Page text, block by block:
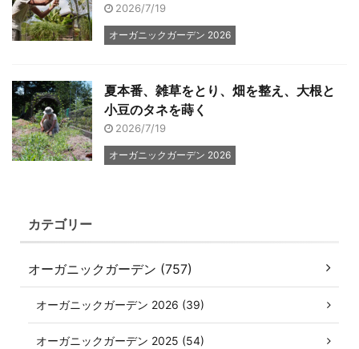
2026/7/19
オーガニックガーデン 2026
夏本番、雑草をとり、畑を整え、大根と
小豆のタネを蒔く
2026/7/19
オーガニックガーデン 2026
カテゴリー
オーガニックガーデン (757)
オーガニックガーデン 2026 (39)
オーガニックガーデン 2025 (54)